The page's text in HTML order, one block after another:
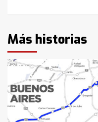
Más historias